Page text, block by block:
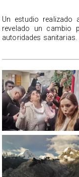
Un estudio
revelado un cambio
autoridades sanitarias.